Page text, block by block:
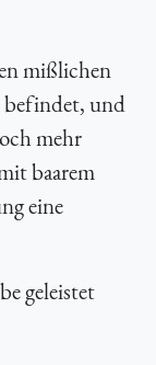
mißlichen
befindet, und
mehr
baarem
eine
geleistet